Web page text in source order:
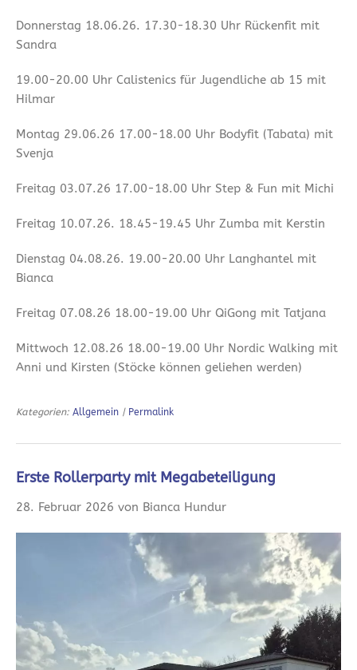
Donnerstag 18.06.26. 17.30-18.30 Uhr Rückenfit mit
Sandra
19.00-20.00 Uhr Calistenics für Jugendliche ab 15 mit
Hilmar
Montag 29.06.26 17.00-18.00 Uhr Bodyfit (Tabata) mit
Svenja
Freitag 03.07.26 17.00-18.00 Uhr Step & Fun mit Michi
Freitag 10.07.26. 18.45-19.45 Uhr Zumba mit Kerstin
Dienstag 04.08.26. 19.00-20.00 Uhr Langhantel mit
Bianca
Freitag 07.08.26 18.00-19.00 Uhr QiGong mit Tatjana
Mittwoch 12.08.26 18.00-19.00 Uhr Nordic Walking mit
Anni und Kirsten (Stöcke können geliehen werden)
Kategorien: Allgemein | Permalink
Erste Rollerparty mit Megabeteiligung
28. Februar 2026 von Bianca Hundur